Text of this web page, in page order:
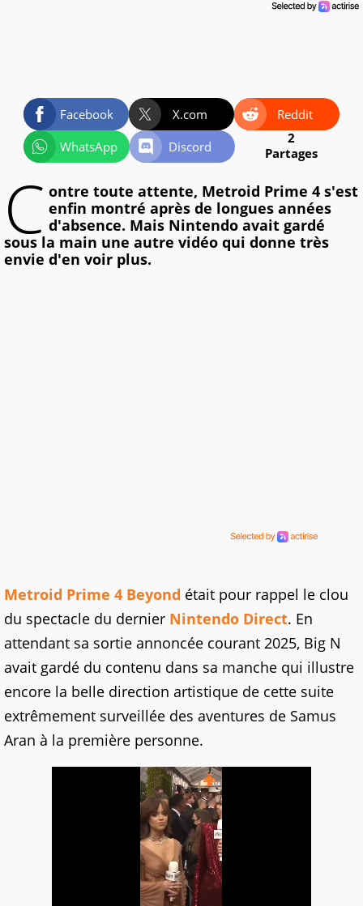
Facebook X.com
Reddit
WhatsApp
Discord
2
Partages
C ontre toute attente, Metroid Prime 4 s'est
enfin montré après de longues années
d'absence. Mais Nintendo avait gardé
sous la main une autre vidéo qui donne très
envie d'en voir plus.
Metroid Prime 4 Beyond était pour rappel le clou
du spectacle du dernier Nintendo Direct. En
attendant sa sortie annoncée courant 2025, Big N
avait gardé du contenu dans sa manche qui illustre
encore la belle direction artistique de cette suite
extrêmement surveillée des aventures de Samus
Aran à la première personne.